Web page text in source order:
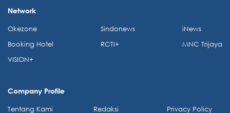
Network
Okezone
Booking Hotel
VISION+
Sindonews
RCTI+
iNews
MNC Trijaya
Company Profile
Tentang Kami Redaksi Privacy Policy